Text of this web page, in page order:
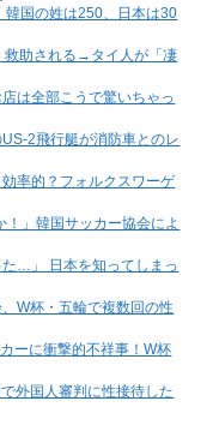
韓国の姓は250、日本は30
救助される→タイ人が「凄
は全部こうで驚いちゃっ
2飛行艇が消防車とのレ
率的？フォルクスワーゲ
」韓国サッカー協会によ
…」 日本を知ってしまっ
W杯・五輪で複数回の性
ーに衝撃的不祥事！W杯
外国人審判に性接待した